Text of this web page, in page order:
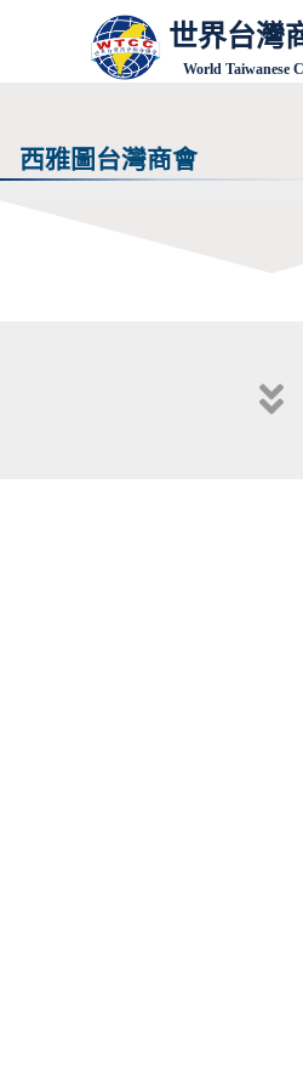
世界台灣
World Taiwanese
西雅圖台灣商會